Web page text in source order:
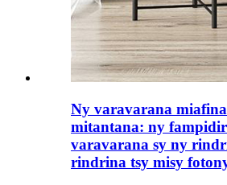
Ny varavarana
mitantana: ny
varavarana sy ny
rindrina tsy misy